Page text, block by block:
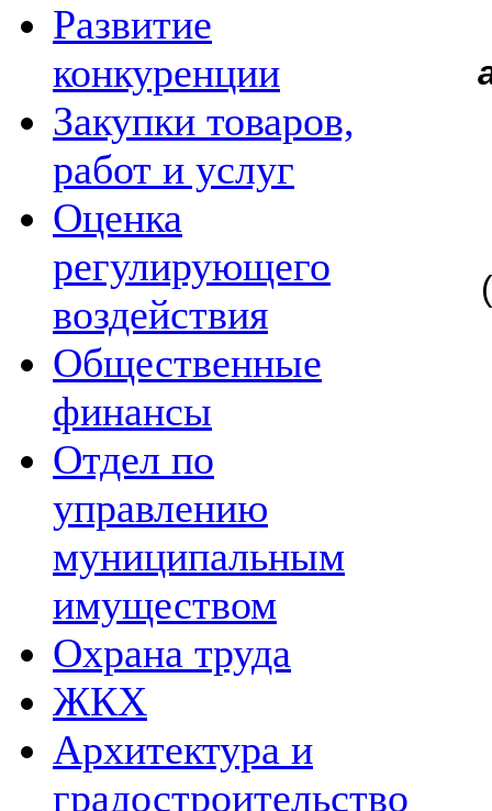
Развитие
конкуренции
Закупки товаров,
работ и услуг
Оценка
регулирующего
воздействия
Общественные
финансы
Отдел по
управлению
муниципальным
имуществом
Охрана труда
ЖКХ
Архитектура и
градостроительство